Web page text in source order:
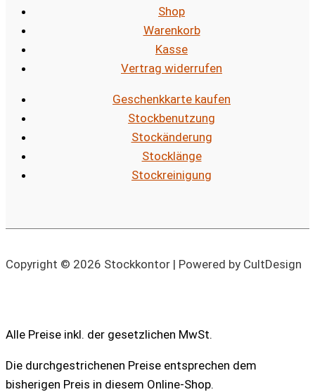
Shop
Warenkorb
Kasse
Vertrag widerrufen
Geschenkkarte kaufen
Stockbenutzung
Stockänderung
Stocklänge
Stockreinigung
Copyright © 2026 Stockkontor | Powered by CultDesign
Alle Preise inkl. der gesetzlichen MwSt.
Die durchgestrichenen Preise entsprechen dem
bisherigen Preis in diesem Online-Shop.